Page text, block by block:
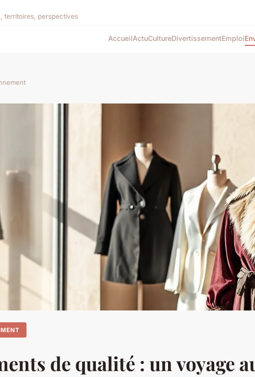
territoires, perspectives
AccueilActuCultureDivertissementEmploi
de qualité : un voyage